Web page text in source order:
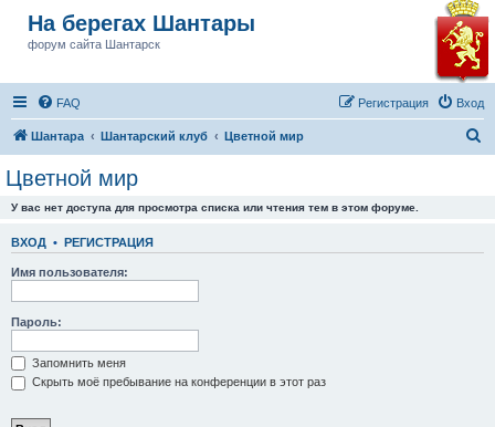
На берегах Шантары
форум сайта Шантарск
FAQ Вход
Регистрация
Шантара Шантарский клуб Цветной мир
Цветной мир
У вас нет доступа для просмотра списка или чтения тем в этом форуме.
ВХОД • РЕГИСТРАЦИЯ
Имя пользователя:
Пароль:
Запомнить меня
Скрыть моё пребывание на конференции в этот раз